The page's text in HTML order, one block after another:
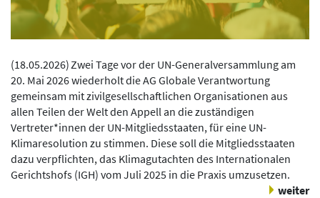
(18.05.2026) Zwei Tage vor der UN-Generalversammlung am
20. Mai 2026 wiederholt die AG Globale Verantwortung
gemeinsam mit zivilgesellschaftlichen Organisationen aus
allen Teilen der Welt den Appell an die zuständigen
Vertreter*innen der UN-Mitgliedsstaaten, für eine UN-
Klimaresolution zu stimmen. Diese soll die Mitgliedsstaaten
dazu verpflichten, das Klimagutachten des Internationalen
Gerichtshofs (IGH) vom Juli 2025 in die Praxis umzusetzen.
weiter